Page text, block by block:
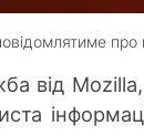
від